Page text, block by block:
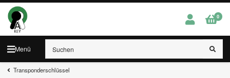
Menü
0
Transponderschlüssel